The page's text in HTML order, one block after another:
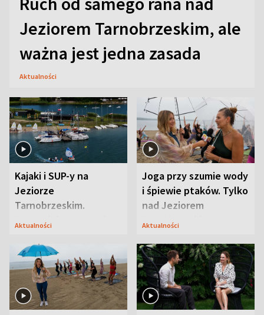
Jeziorem Tarnobrzeskim, ale
ważna jest jedna zasada
Aktualności
Kajaki i SUP-y na
Jeziorze
Tarnobrzeskim.
Przyrodnicy zwracają
Aktualności
Joga przy szumie wody
i śpiewie ptaków. Tylko
nad Jeziorem
Tarnobrzeskim
Aktualności